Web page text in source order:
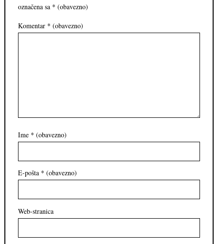
označena sa * (obavezno)
Komentar * (obavezno)
Ime * (obavezno)
E-pošta * (obavezno)
Web-stranica